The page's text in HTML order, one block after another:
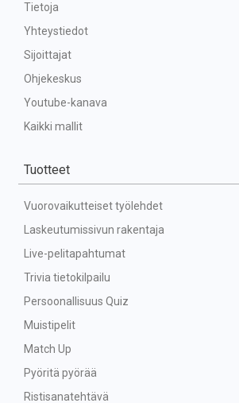
Tietoja
Yhteystiedot
Sijoittajat
Ohjekeskus
Youtube-kanava
Kaikki mallit
Tuotteet
Vuorovaikutteiset työlehdet
Laskeutumissivun rakentaja
Live-pelitapahtumat
Trivia tietokilpailu
Persoonallisuus Quiz
Muistipelit
Match Up
Pyöritä pyörää
Ristisanatehtävä